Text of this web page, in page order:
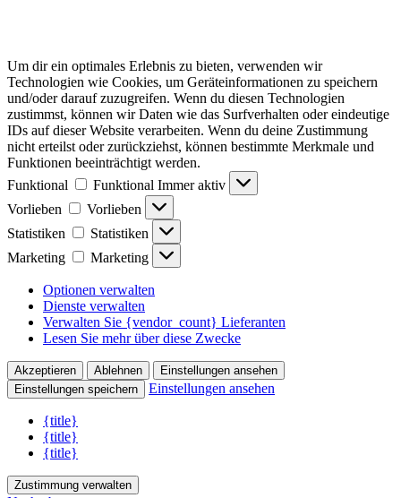
Um dir ein optimales Erlebnis zu bieten, verwenden wir
Technologien wie Cookies, um Geräteinformationen zu speichern
und/oder darauf zuzugreifen. Wenn du diesen Technologien
zustimmst, können wir Daten wie das Surfverhalten oder eindeutige
IDs auf dieser Website verarbeiten. Wenn du deine Zustimmung
nicht erteilst oder zurückziehst, können bestimmte Merkmale und
Funktionen beeinträchtigt werden.
Funktional
Funktional Immer aktiv
Vorlieben
Vorlieben
Statistiken
Statistiken
Marketing
Marketing
Optionen verwalten
Dienste verwalten
Verwalten Sie {vendor_count} Lieferanten
Lesen Sie mehr über diese Zwecke
Akzeptieren Ablehnen
Einstellungen ansehen
Einstellungen speichern
Einstellungen ansehen
{title}
{title}
{title}
Zustimmung verwalten